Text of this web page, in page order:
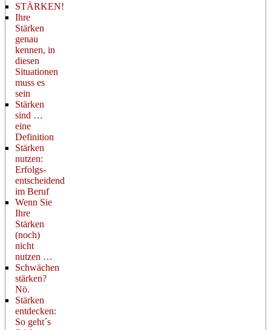
STÄRKEN!
Ihre
Stärken
genau
kennen, in
diesen
Situationen
muss es
sein
Stärken
sind …
eine
Definition
Stärken
nutzen:
Erfolgs-
entscheidend
im Beruf
Wenn Sie
Ihre
Stärken
(noch)
nicht
nutzen …
Schwächen
stärken?
Nö.
Stärken
entdecken:
So geht´s